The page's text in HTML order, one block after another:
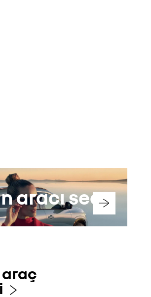
aracı seç